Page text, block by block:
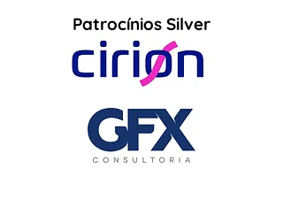
Patrocínios Silver